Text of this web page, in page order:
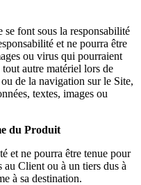
font sous la responsabilité
et ne pourra être
ou virus qui pourraient
autre matériel lors de
de la navigation sur le Site,
textes, images ou
du Produit
et ne pourra être tenue pour
au Client ou à un tiers dus à
à sa destination.